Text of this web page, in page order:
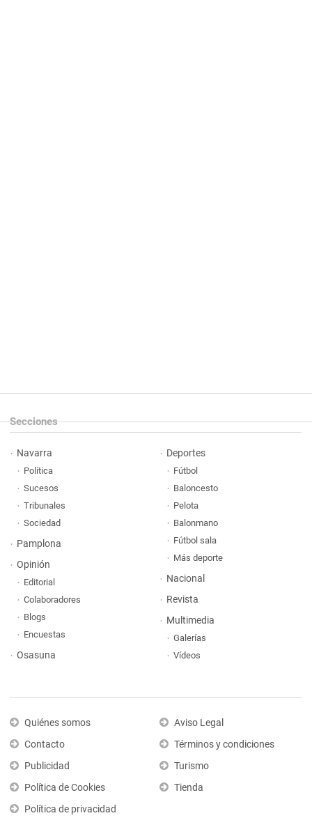
Secciones
Navarra
Política
Sucesos
Tribunales
Sociedad
Pamplona
Opinión
Editorial
Colaboradores
Blogs
Encuestas
Osasuna
Deportes
Fútbol
Baloncesto
Pelota
Balonmano
Fútbol sala
Más deporte
Nacional
Revista
Multimedia
Galerías
Vídeos
Quiénes somos
Contacto
Publicidad
Política de Cookies
Política de privacidad
Aviso Legal
Términos y condiciones
Turismo
Tienda